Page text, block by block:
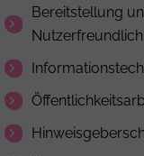
Bereitstellung